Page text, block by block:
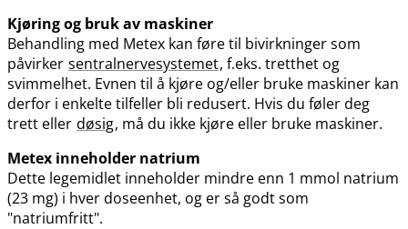
Kjøring og bruk av maskiner
Behandling med Metex kan føre til bivirkninger som
påvirker sentralnervesystemet, f.eks. tretthet og
svimmelhet. Evnen til å kjøre og​/​eller bruke maskiner kan
derfor i enkelte tilfeller bli redusert. Hvis du føler deg
trett eller døsig, må du ikke kjøre eller bruke maskiner.
Metex inneholder natrium
Dette legemidlet inneholder mindre enn 1 mmol natrium
(23 mg) i hver doseenhet, og er så godt som
"natriumfritt".